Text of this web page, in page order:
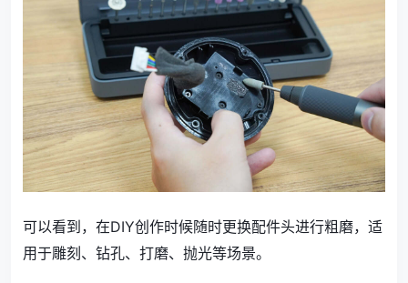
可以看到，在DIY创作时候随时更换配件头进行粗磨，适
用于雕刻、钻孔、打磨、抛光等场景。